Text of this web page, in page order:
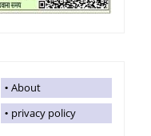
About
privacy policy